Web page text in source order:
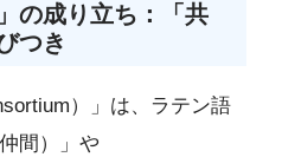
の成り立ち：「共
つき
）」は、ラテン語
間）」や